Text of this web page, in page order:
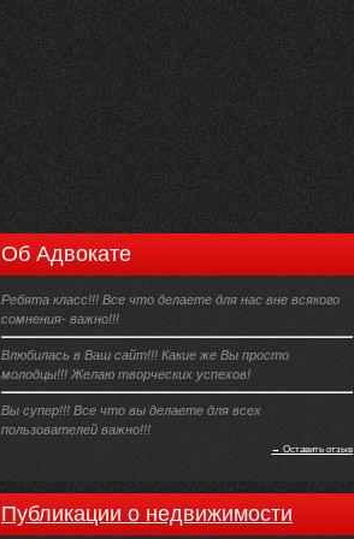
Об Адвокате
Ребята класс!!! Все что делаете для нас вне всякого
сомнения- важно!!!
Влюбилась в Ваш сайт!!! Какие же Вы просто
молодцы!!! Желаю творческих успехов!
Вы супер!!! Все что вы делаете для всех
пользователей важно!!!
→ Оставить отзыв
Публикации о недвижимости